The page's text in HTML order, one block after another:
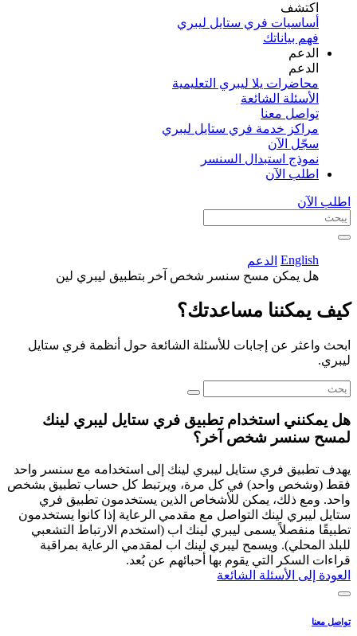
اكتشف​
أساسيات فري ستايل ليبري
فهم بياناتك
الدعم
الدعم
محاضرات يلا ليبري التعليمية
الأسئلة الشائعة
تواصل معنا
مراكز خدمة فري ستايل ليبري
سجّل الآن​
نموذج استبدال السنسر
اطلب الآن
اطلب الآن
English الدعم
هل يمكن مسح سنسر شخص آخر بتطبيق ليبري لين
كيف يمكننا مساعدتك؟
ابحث واعثر عن إجابات للأسئلة الشائعة حول أنظمة فري ستايل
ليبري.
هل يمكنني استخدام تطبيق فري ستايل ليبري لينك
لمسح سنسر شخص آخر؟
يهدف تطبيق فري ستايل ليبري لينك إلى استخدامه مع سنسر واحد
فقط (وشخص واحد) في كل مرة، ويرتبط كل حساب تطبيق بشخص
واحد. ومع ذلك، يمكن للأشخاص الذين يستخدمون تطبيق فري
ستايل ليبري لينك التواصل مع مقدمي الرعاية إذا كانوا يستخدمون
تطبيقًا منفصلاً يسمى ليبري لينك اب (استخدم الارتباط التشعبي
للبلد المحلي). ويسمح ليبري لينك اب لمقدمي الرعاية بمراقبة
قراءات السكر التي يقوم بها أحبائهم عن بُعد.
العودة إلى الأسئلة الشائعة
تواصل معنا